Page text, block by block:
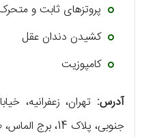
پروتزهای ثابت و
کشیدن دندان عقل
کامپوزیت
آدرس: تهران، زعفرانیه،
جنوبی، پلاک 14، برج الماس، طبقه اول، واحد 14